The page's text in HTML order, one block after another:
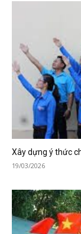
Xây dựng ý thức
19/03/2026